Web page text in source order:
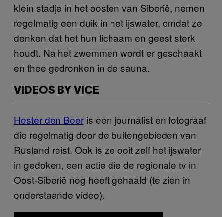
klein stadje in het oosten van Siberië, nemen
regelmatig een duik in het ijswater, omdat ze
denken dat het hun lichaam en geest sterk
houdt. Na het zwemmen wordt er geschaakt
en thee gedronken in de sauna.
VIDEOS BY VICE
Hester den Boer is een journalist en fotograaf
die regelmatig door de buitengebieden van
Rusland reist. Ook is ze ooit zelf het ijswater
in gedoken, een actie die de regionale tv in
Oost-Siberië nog heeft gehaald (te zien in
onderstaande video).